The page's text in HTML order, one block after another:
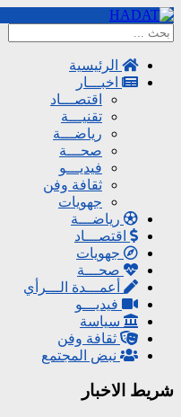
الرئيسية
اخبـــار
اقتصـــاد
تقنيـــة
رياضـــة
صحـــة
فيديـــو
ثقافة وفن
جهويات
رياضـــة
اقتصـــاد
جهويات
صحـــة
أعمـــدة الـــرأي
فيديـــو
سياسة
ثقافة وفن
نبض المجتمع
شريط الاخبار